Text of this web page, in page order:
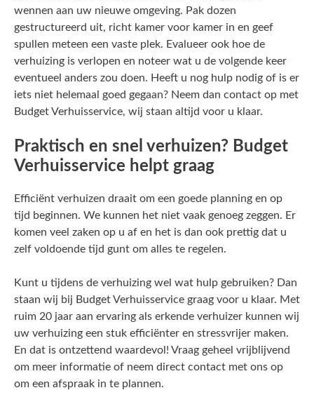
wennen aan uw nieuwe omgeving. Pak dozen
gestructureerd uit, richt kamer voor kamer in en geef
spullen meteen een vaste plek. Evalueer ook hoe de
verhuizing is verlopen en noteer wat u de volgende keer
eventueel anders zou doen. Heeft u nog hulp nodig of is er
iets niet helemaal goed gegaan? Neem dan contact op met
Budget Verhuisservice, wij staan altijd voor u klaar.
Praktisch en snel verhuizen? Budget
Verhuisservice helpt graag
Efficiënt verhuizen draait om een goede planning en op
tijd beginnen. We kunnen het niet vaak genoeg zeggen. Er
komen veel zaken op u af en het is dan ook prettig dat u
zelf voldoende tijd gunt om alles te regelen.
Kunt u tijdens de verhuizing wel wat hulp gebruiken? Dan
staan wij bij Budget Verhuisservice graag voor u klaar. Met
ruim 20 jaar aan ervaring als erkende verhuizer kunnen wij
uw verhuizing een stuk efficiënter en stressvrijer maken.
En dat is ontzettend waardevol! Vraag geheel vrijblijvend
om meer informatie of neem direct contact met ons op
om een afspraak in te plannen.